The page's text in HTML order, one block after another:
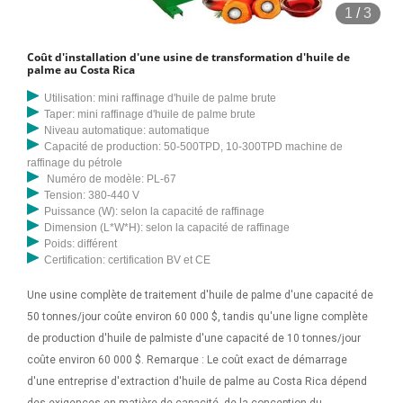
souhaitez vous lancer dans la transformation de l’huile de palme,
palmiste des graines, ce qui est tout aussi important. Aucune partie
favorisent la croissance et la culture des palmiers. Presco est un
établissement agro-industriel entièrement intégré avec des
plantations de palmiers à huile, un moulin à huile de palme, une usine
de concassage de palmistes et une usine de raffinage et de
fractionnement d'huile végétale. Elle dispose également d'une usine
de conditionnement d'oléine et de stéarine et d'une usine de biogaz
pour traiter les effluents de son huilerie de palme. C'est le premier du
genre en Afrique de l'Ouest.
1 /3
Coût d'installation d'une usine de transformation d'huile de
palme au Costa Rica
Utilisation: mini raffinage d'huile de palme brute
Taper: mini raffinage d'huile de palme brute
Niveau automatique: automatique
Capacité de production: 50-500TPD, 10-300TPD machine de
raffinage du pétrole
Numéro de modèle: PL-67
Tension: 380-440 V
Puissance (W): selon la capacité de raffinage
Dimension (L*W*H): selon la capacité de raffinage
Poids: différent
Certification: certification BV et CE
Une usine complète de traitement d'huile de palme d'une capacité de
50 tonnes/jour coûte environ 60 000 $, tandis qu'une ligne complète
de production d'huile de palmiste d'une capacité de 10 tonnes/jour
coûte environ 60 000 $. Remarque : Le coût exact de démarrage
d'une entreprise d'extraction d'huile de palme au Costa Rica dépend